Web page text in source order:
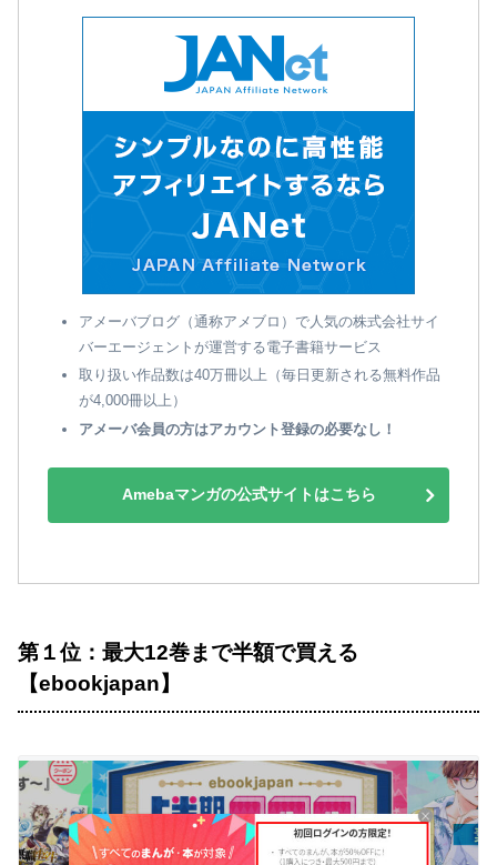
アメーバブログ（通称アメブロ）で人気の株式会社サイ
バーエージェントが運営する電子書籍サービス
取り扱い作品数は40万冊以上（毎日更新される無料作品
が4,000冊以上）
アメーバ会員の方はアカウント登録の必要なし！
Amebaマンガの公式サイトはこちら
第１位：最大12巻まで半額で買える
【ebookjapan】